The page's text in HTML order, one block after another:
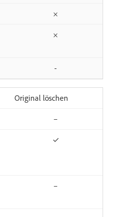
×
×
-
Original löschen
–
✓
–